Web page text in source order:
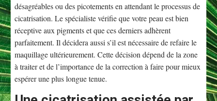
désagréables ou des picotements en attendant le processus de
cicatrisation. Le spécialiste vérifie que votre peau est bien
réceptive aux pigments et que ces derniers adhèrent
parfaitement. Il décidera aussi s’il est nécessaire de refaire le
maquillage ultérieurement. Cette décision dépend de la zone
à traiter et de l’importance de la correction à faire pour mieux
espérer une plus longue tenue.